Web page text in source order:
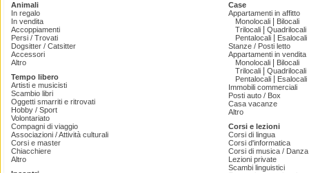
Animali
In regalo
In vendita
Accoppiamenti
Persi / Trovati
Dogsitter / Catsitter
Accessori
Altro
Tempo libero
Artisti e musicisti
Scambio libri
Oggetti smarriti e ritrovati
Hobby / Sport
Volontariato
Compagni di viaggio
Associazioni / Attività culturali
Corsi e master
Chiacchiere
Altro
Case
Appartamenti in affitto
Monolocali
Bilocali
Trilocali
Quadrilocali
Pentalocali
Esalocali
Stanze / Posti letto
Appartamenti in vendita
Monolocali
Bilocali
Trilocali
Quadrilocali
Pentalocali
Esalocali
Immobili commerciali
Posti auto / Box
Casa vacanze
Altro
Corsi e lezioni
Corsi di lingua
Corsi d'informatica
Corsi di musica /
Lezioni private
Scambi linguistici